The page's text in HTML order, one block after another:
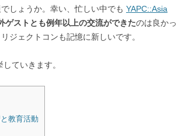
しょうか。幸い、忙しい中でも YAPC::Asia
ゲストとも例年以上の交流ができたのは良かっ
ジェクトコンも記憶に新しいです。
ていきます。
教育活動